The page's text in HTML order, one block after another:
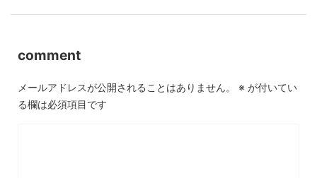
comment
メールアドレスが公開されることはありません。 ※ が付いてい
る欄は必須項目です